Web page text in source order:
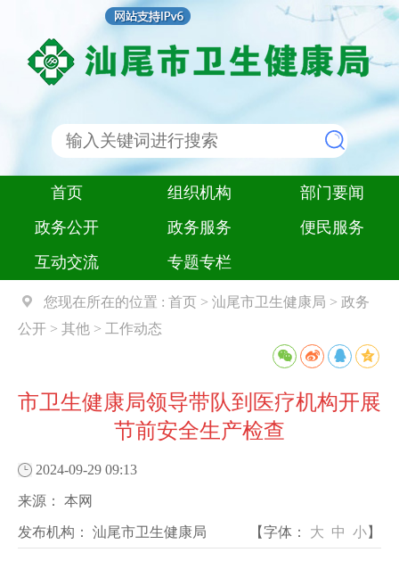
首页 组织机构
部门要闻
政务公开
政务服务
便民服务
互动交流
专题专栏
您现在所在的位置 : 首页 > 汕尾市卫生健康局 > 政务
公开 > 其他 > 工作动态
市卫生健康局领导带队到医疗机构开展
节前安全生产检查
2024-09-29 09:13
来源： 本网
发布机构： 汕尾市卫生健康局 【字体： 大 中 小】